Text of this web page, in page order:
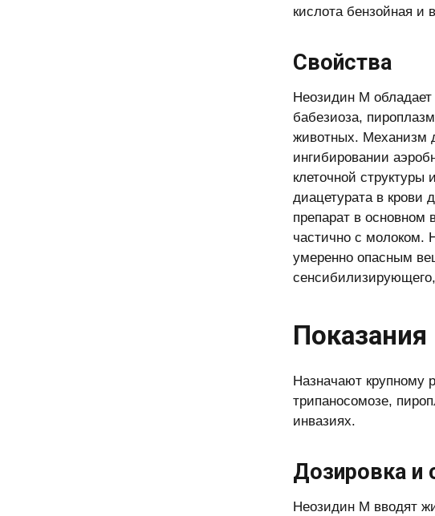
кислота бензойная и
Свойства
Неозидин М обладает
бабезиоза,
животных. Механизм
ингибировании
клеточной структуры
диацетурата в крови
препарат в
частично с молоком.
умеренно опасным
сенсибилизирующего,
Показания
Назначают крупному
трипаносомозе,
инвазиях.
Дозировка и
Неозидин М вводят